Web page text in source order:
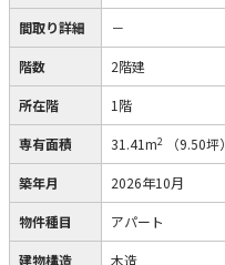
間取り詳細 －
階数 2階建
所在階 1階
専有面積 31.41m2 （9.50坪）
築年月 2026年10月
物件種目 アパート
建物構造 木造